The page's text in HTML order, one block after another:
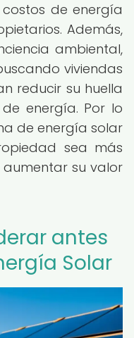
de energía
Además,
ambiental,
viviendas
reducir su huella
energía. Por lo
de energía solar
sea más
su valor
antes
Solar